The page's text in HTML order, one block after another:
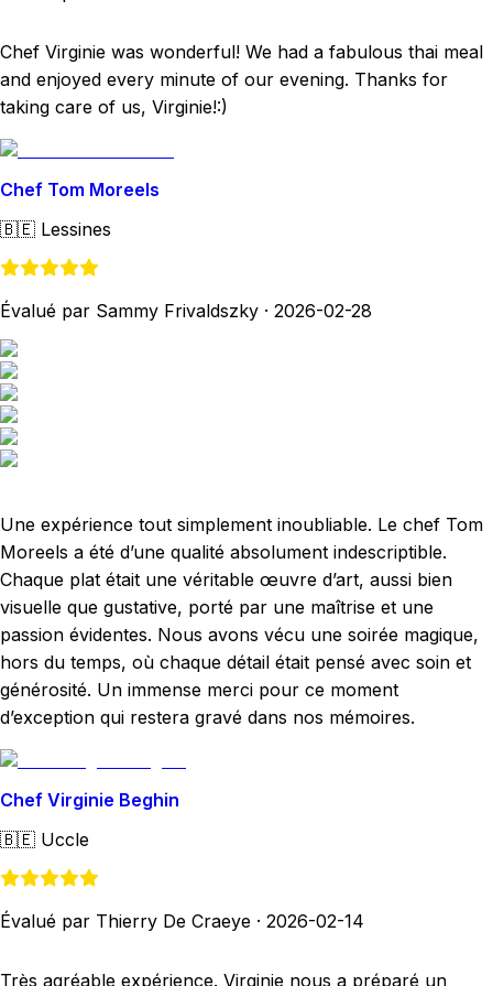
Chef Virginie was wonderful! We had a fabulous thai meal
and enjoyed every minute of our evening. Thanks for
taking care of us, Virginie!:)
Chef Tom Moreels
🇧🇪 Lessines
Évalué par Sammy Frivaldszky · 2026-02-28
Une expérience tout simplement inoubliable. Le chef Tom
Moreels a été d’une qualité absolument indescriptible.
Chaque plat était une véritable œuvre d’art, aussi bien
visuelle que gustative, porté par une maîtrise et une
passion évidentes. Nous avons vécu une soirée magique,
hors du temps, où chaque détail était pensé avec soin et
générosité. Un immense merci pour ce moment
d’exception qui restera gravé dans nos mémoires.
Chef Virginie Beghin
🇧🇪 Uccle
Évalué par Thierry De Craeye · 2026-02-14
Très agréable expérience. Virginie nous a préparé un